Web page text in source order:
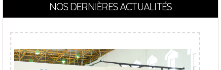
NOS DERNIÈRES ACTUALITÉS